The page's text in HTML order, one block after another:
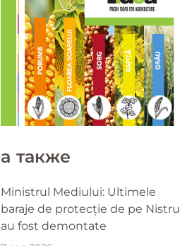
a также
Ministrul Mediului: Ultimele
baraje de protecție de pe Nistru
au fost demontate